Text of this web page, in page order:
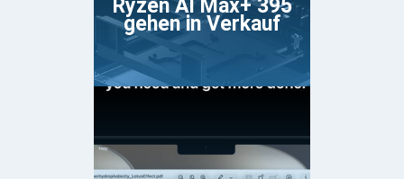
Ryzen AI Max+ 395
gehen in Verkauf